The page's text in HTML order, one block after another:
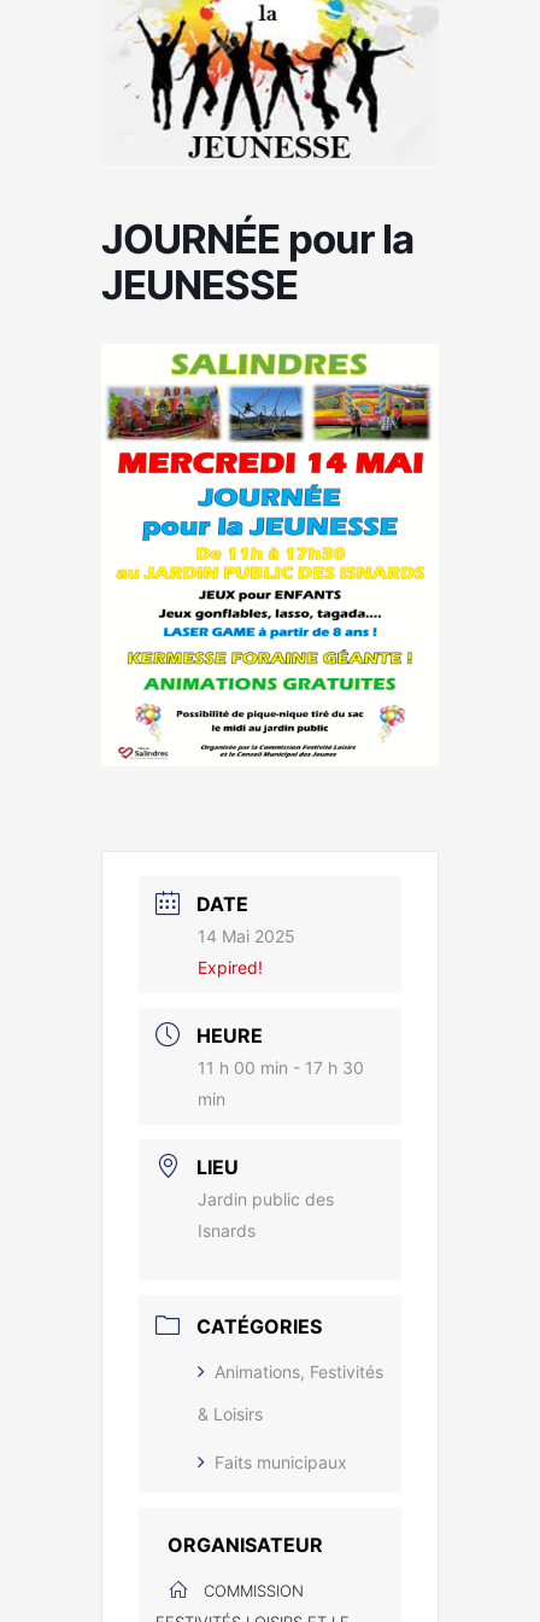
JOURNÉE pour la
JEUNESSE
DATE
14 Mai 2025
Expired!
HEURE
11 h 00 min - 17 h 30
min
LIEU
Jardin public des
Isnards
CATÉGORIES
Animations, Festivités
& Loisirs
Faits municipaux
ORGANISATEUR
COMMISSION